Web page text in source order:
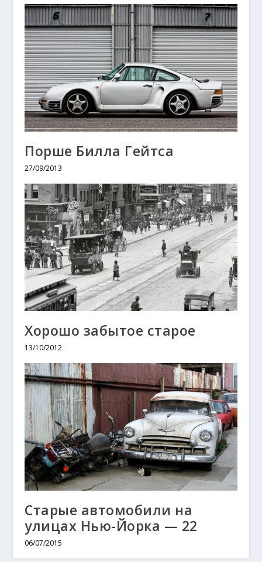
Порше Билла Гейтса
27/09/2013
Хорошо забытое старое
13/10/2012
Старые автомобили на
улицах Нью-Йорка — 22
06/07/2015